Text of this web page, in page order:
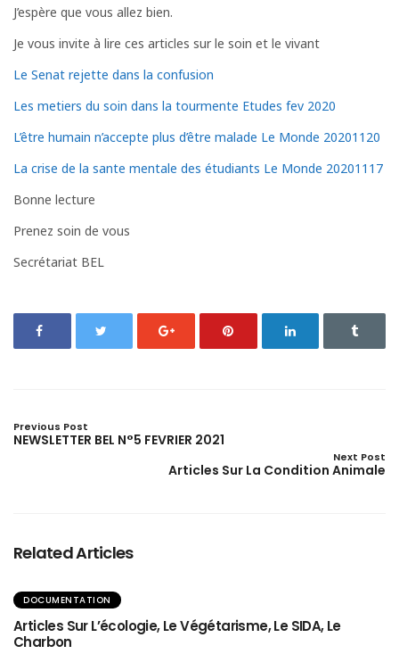
J’espère que vous allez bien.
Je vous invite à lire ces articles sur le soin et le vivant
Le Senat rejette dans la confusion
Les metiers du soin dans la tourmente Etudes fev 2020
L’être humain n’accepte plus d’être malade Le Monde 20201120
La crise de la sante mentale des étudiants Le Monde 20201117
Bonne lecture
Prenez soin de vous
Secrétariat BEL
Previous Post
NEWSLETTER BEL N°5 FEVRIER 2021
Next Post
Articles Sur La Condition Animale
Related Articles
DOCUMENTATION
Articles Sur L’écologie, Le Végétarisme, Le SIDA, Le
Charbon